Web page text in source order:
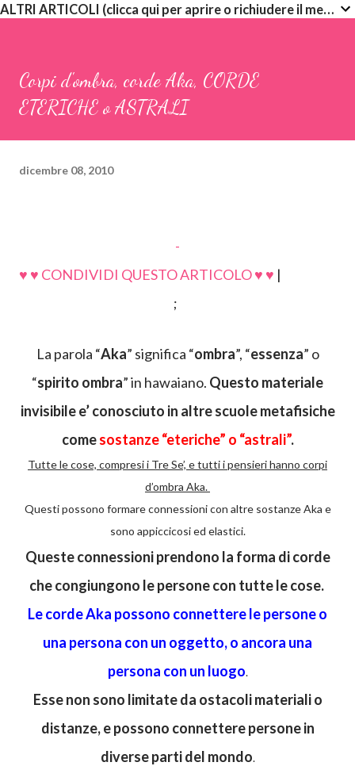
ALTRI ARTICOLI (clicca qui per aprire o richiudere il menù a discesa)
Corpi d'ombra, corde Aka, CORDE
ETERICHE o ASTRALI
dicembre 08, 2010
-
♥ ♥ CONDIVIDI QUESTO ARTICOLO ♥ ♥ |
;
La parola “Aka” significa “ombra”, “essenza” o
“spirito ombra” in hawaiano. Questo materiale
invisibile e’ conosciuto in altre scuole metafisiche
comesostanze “eteriche” o “astrali”.
Tutte le cose, compresi i Tre Se’, e tutti i pensieri hanno corpi
d’ombra Aka.
Questi possono formare connessioni con altre sostanze Aka e
sono appiccicosi ed elastici.
Queste connessioni prendono la forma di corde
che congiungono le persone con tutte le cose.
Le corde Aka possono connettere le persone o
una persona con un oggetto, o ancora una
persona con un luogo.
Esse non sono limitate da ostacoli materiali o
distanze, e possono connettere persone in
diverse parti del mondo.